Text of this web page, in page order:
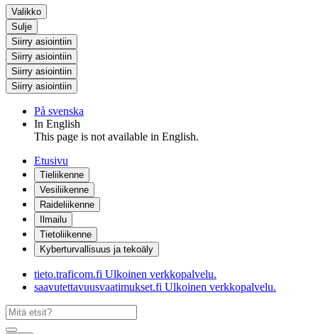
Valikko
Sulje
Siirry asiointiin
Siirry asiointiin
Siirry asiointiin
Siirry asiointiin
På svenska
In English
This page is not available in English.
Etusivu
Tieliikenne
Vesiliikenne
Raideliikenne
Ilmailu
Tietoliikenne
Kyberturvallisuus ja tekoäly
tieto.traficom.fi Ulkoinen verkkopalvelu.
saavutettavuusvaatimukset.fi Ulkoinen verkkopalvelu.